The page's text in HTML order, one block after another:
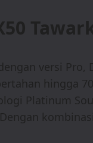
versi
hingga
Platinum